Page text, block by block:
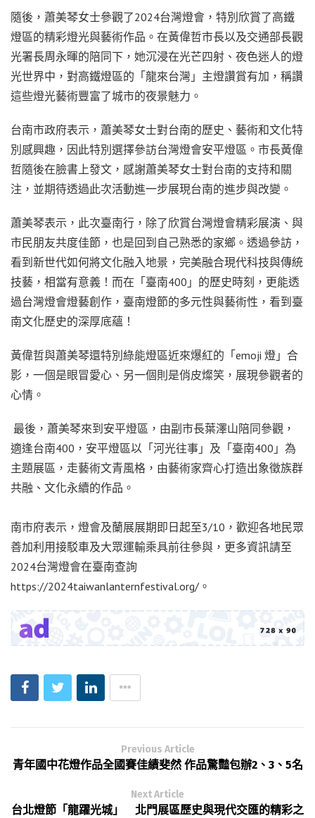
隨後，蕭美琴女士參觀了2024台灣燈會，特別欣賞了高鐵
燈區的精彩燈光與藝術作品。在黃偉哲市長以及交通部長觀
光署長周永暉的陪同下，她沉浸在光芒四射、夜色迷人的燈
光世界中，對高鐵燈區的「龍來台灣」主燈讚賞有加，稱讚
這些燈光藝術豐富了城市的夜景魅力。
台南市政府表示，蕭美琴女士對台南的歷史、藝術和文化特
別感興趣，因此特別選擇參訪台灣燈會安平燈區。市長黃偉
哲隨後在臉書上發文，感謝蕭美琴女士對台南的支持和關
注，並期待透過此次活動進一步展現台南的進步與改變。
蕭美琴表示，此次臺南行，除了欣賞台灣燈會精彩展演、與
市民朋友共度佳節，也是回到自己熟悉的家鄉。透過參訪，
看到新世代如何將文化融入地景，完美融合現代科技與傳統
技藝，相當有意義！而在「臺南400」的歷史時刻，更能透
過台灣燈會燈藝創作，臺南燈節的多元性與藝術性，看到臺
南文化歷史的深厚底蘊！
黃偉哲與蕭美琴還特別綠能燈區近來爆紅的「emoji 燈」合
影，一個是眼冒愛心、另一個則是俏皮燦笑，展現參觀者的
心情。
最後，蕭美琴來到安平燈區，由副市長葉澤山陪同參觀，
適逢台南400，安平燈區以「河光往事」及「臺南400」為
主題展區，走藝術文青風格，由藝術家齊心打造出象徵族群
共融、文化永續的作品。
南市府表示，燈會及蘭展展期即日起至3/10，歡迎各地民眾
善加利用接駁車及大眾運輸乘具前往參與，更多資訊請至
2024台灣燈會在臺南查詢
https://2024taiwanlanternfestival.org/。
Previous Article
青年國中花燈作品全國賽佳績斐然 作品驚豔包辦2、3、5名
Next Article
台北燈節「龍躍光城」 北門展區歷史與現代交匯的精彩之